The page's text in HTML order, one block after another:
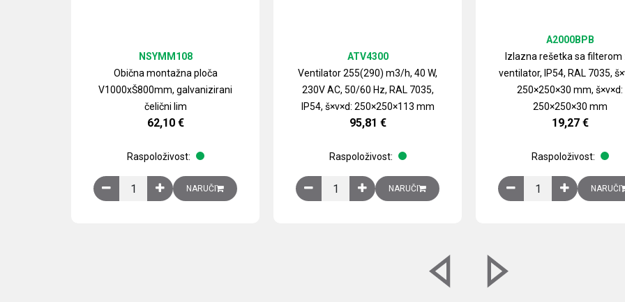
Obična montažna ploča
V1000xŠ800mm, galvanizirani
čelični lim
NSYMM108
62,10 €
Raspoloživost:
Obična montažna ploča V1000xŠ800mm, galvanizirani čelični lim količina
NARUČI
Ventilator 255(290) m3/h, 40 W,
230V AC, 50/60 Hz, RAL 7035,
IP54, š×v×d: 250×250×113 mm
ATV4300
95,81 €
Raspoloživost:
Ventilator 255(290) m3/h, 40 W, 230V AC, 50/60 Hz, RAL 7035,
NARUČI
Izlazna rešetka sa filterom
ventilator, IP54, RAL 7035,
250×250×30 mm, š×v×d:
250×250×30 mm
A2000BPB
19,27 €
Raspoloživost:
Izlazna rešetka saNARUČI